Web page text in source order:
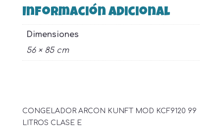
Información adicional
Dimensiones
56 × 85 cm
CONGELADOR ARCON KUNFT MOD KCF9120 99
LITROS CLASE E